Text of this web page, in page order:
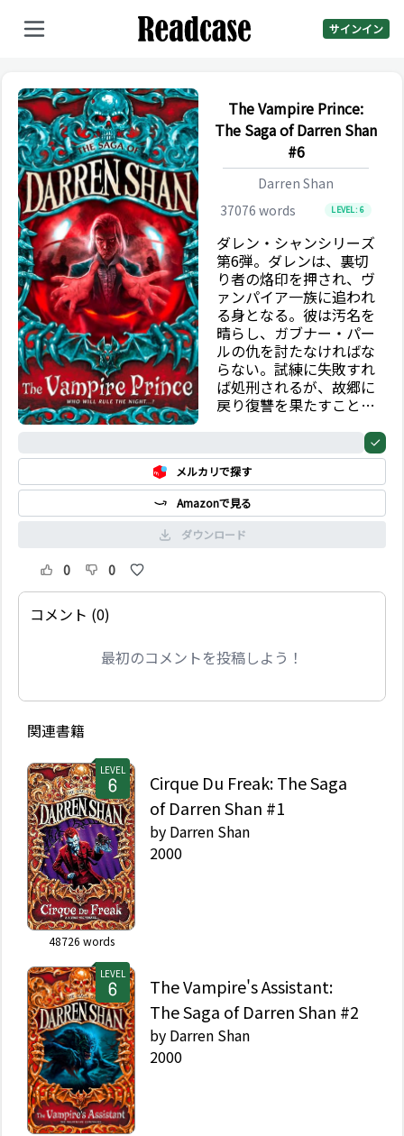
サインイン
The Vampire Prince:
The Saga of Darren Shan
#6
Darren Shan
37076 words LEVEL:6
ダレン・シャンシリーズ
第6弾。ダレンは、裏切
り者の烙印を押され、ヴ
ァンパイア一族に追われ
る身となる。彼は汚名を
晴らし、ガブナー・パー
ルの仇を討たなければな
らない。試練に失敗すれ
ば処刑されるが、故郷に
戻り復讐を果たすことが
ンパイア一族はヴァンパ
ニーズ・ロードの台頭と
戦わなければ、長きにわ
たる支配の終焉を迎える
ことになる。シリーズの
重大な転換点を描いた、
メルカリで探す
Amazonで見る
ダウンロード
0 0
コメント (0)
最初のコメントを投稿しよう！
関連書籍
LEVEL
48726 words
Cirque Du Freak: The Saga
of Darren Shan #1
by Darren Shan
2000
LEVEL
The Vampire's Assistant:
The Saga of Darren Shan #2
by Darren Shan
2000